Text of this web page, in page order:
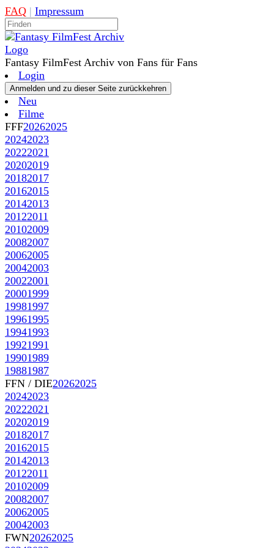
FAQ | Impressum
Fantasy FilmFest Archiv von Fans für Fans
Login
Neu
Filme
FFF20262025
20242023
20222021
20202019
20182017
20162015
20142013
20122011
20102009
20082007
20062005
20042003
20022001
20001999
19981997
19961995
19941993
19921991
19901989
19881987
FFN / DIE20262025
20242023
20222021
20202019
20182017
20162015
20142013
20122011
20102009
20082007
20062005
20042003
FWN20262025